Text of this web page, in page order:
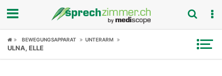
FokusBEWEGUNGSAPPARAT UNTERARM
ULNA, ELLE